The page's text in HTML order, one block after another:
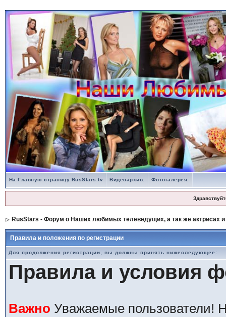
На Главную страницу RusStars.tv Видеоархив. Фотогалерея.
RusStars - Форум о Наших любимых телеведущих, а так же актрисах и
Правила и положения по регистрации
Для продолжения регистрации, вы должны принять нижеследующее:
Правила и условия
Важно Уважаемые пользователи!